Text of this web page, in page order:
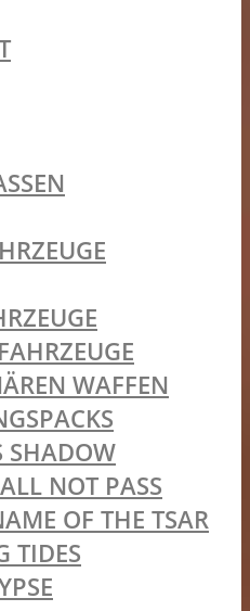
WAFFEN
SHADOW
NOT PASS
OF THE TSAR
TIDES